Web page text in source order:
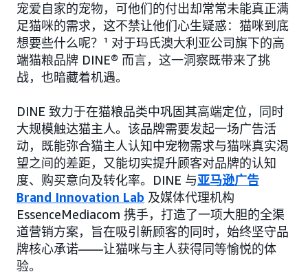
宠爱自家的宠物，可他们的付出却常常未能真正满
足猫咪的需求，这不禁让他们心生疑惑：猫咪到底
想要些什么呢？¹ 对于玛氏澳大利亚公司旗下的高
端猫粮品牌 DINE® 而言，这一洞察既带来了挑
战，也暗藏着机遇。
DINE 致力于在猫粮品类中巩固其高端定位，同时
大规模触达猫主人。该品牌需要发起一场广告活
动，既能弥合猫主人认知中宠物需求与猫咪真实渴
望之间的差距，又能切实提升顾客对品牌的认知
度、购买意向及转化率。DINE 与亚马逊广告
Brand Innovation Lab 及媒体代理机构
EssenceMediacom 携手，打造了一项大胆的全渠
道营销方案，旨在吸引新顾客的同时，始终坚守品
牌核心承诺——让猫咪与主人获得同等愉悦的体
验。